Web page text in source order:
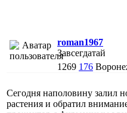
roman1967
Завсегдатай
1269 176
Сегодня наполовину залил
растения и обратил